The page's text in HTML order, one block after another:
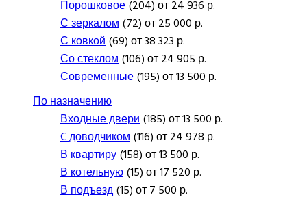
Порошковое(204) от 24 936 р.
С зеркалом(72) от 25 000 р.
С ковкой(69) от 38 323 р.
Со стеклом(106) от 24 905 р.
Современные(195) от 13 500 р.
По назначению
Входные двери(185) от 13 500 р.
C доводчиком(116) от 24 978 р.
В квартиру(158) от 13 500 р.
В котельную(15) от 17 520 р.
В подъезд(15) от 7 500 р.